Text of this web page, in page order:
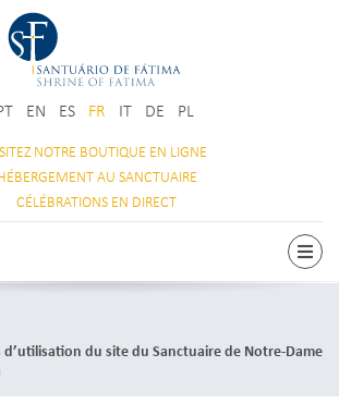
EN ES FR IT DE PL
NOTRE BOUTIQUE EN LIGNE
AU SANCTUAIRE
CÉLÉBRATIONS EN DIRECT
du site du Sanctuaire de Notre-Dame